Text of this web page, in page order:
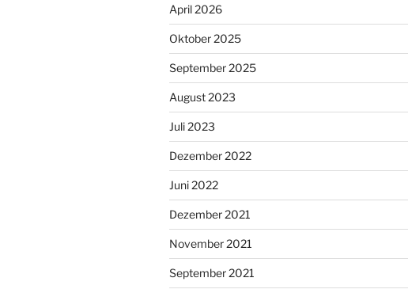
April 2026
Oktober 2025
September 2025
August 2023
Juli 2023
Dezember 2022
Juni 2022
Dezember 2021
November 2021
September 2021